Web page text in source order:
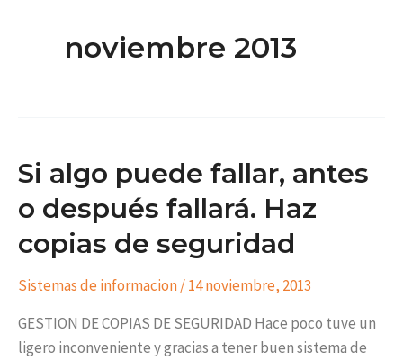
noviembre 2013
Si algo puede fallar, antes
o después fallará. Haz
copias de seguridad
Sistemas de informacion/14 noviembre, 2013
GESTION DE COPIAS DE SEGURIDAD Hace poco tuve un
ligero inconveniente y gracias a tener buen sistema de